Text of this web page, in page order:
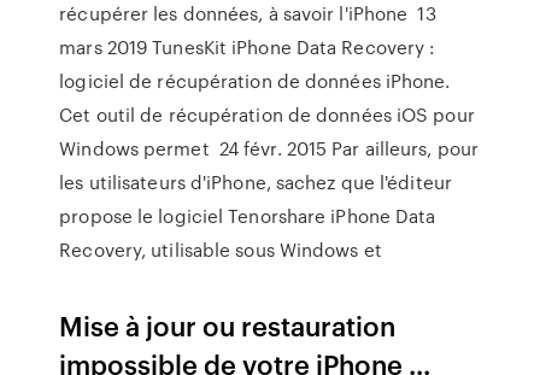
récupérer les données, à savoir l'iPhone 13
mars 2019 TunesKit iPhone Data Recovery :
logiciel de récupération de données iPhone.
Cet outil de récupération de données iOS pour
Windows permet 24 févr. 2015 Par ailleurs, pour
les utilisateurs d'iPhone, sachez que l'éditeur
propose le logiciel Tenorshare iPhone Data
Recovery, utilisable sous Windows et
Mise à jour ou restauration
impossible de votre iPhone ...